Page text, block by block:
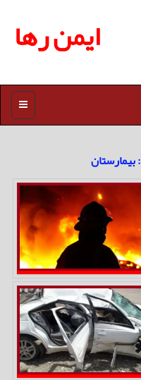
ایمن رها
منو
: بیمارستان